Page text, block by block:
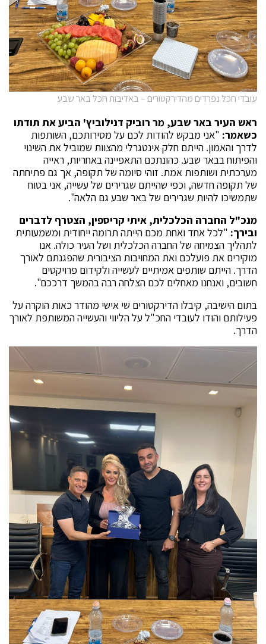
עובדי חכל נפרדים מהדירקטורים – באדיבות חכל באר שבע
ראש העיר באר שבע, מר רוביק דנילוביץ' הביע את תודתו
כשאמר:"אני מבקש להודות לכם על מסירותכם, השותפות
לדרך והאמון. הייתם חלק אינטגרלי מהצוות שמוביל את השינוי
והפיתוח בבאר שבע. כהונתכם התאפיינה באחריות, ראייה
מערכתית ושותפות אמת. זוהי סיומה של תקופה, אך גם פתיחתה
של תקופה חדשה, וכפי שהייתם שגרירים של עשייה, אני בטוח
שתמשיכו להיות שגרירים של באר שבע גם הלאה".
מנכ"ל החברה הכלכלית, איתי קריספין, הצטרף לדברים
ובירך:"לכל אחד ואחת מכם הייתה תרומה ייחודית ומשמעותית
לתהליך הצמיחה של החברה הכלכלית ושל העיר כולה. אנו
מוקירים את פועלכם ואת המחויבות הציבורית שהפגנתם לאורך
הדרך. הייתם שותפים אמיתיים לעשייה ולקידום פרויקטים
חשובים, ואנחנו מאחלים לכם הצלחה רבה בהמשך דרככם".
בתום הישיבה, קיבלו הדירקטורים שי אישי מהודר כאות הוקרה על
פעילותם והודו לעובדי החכ"ל על הליווי והעשייה המשותפת לאורך
הדרך.